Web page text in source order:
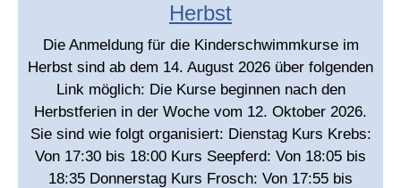
Herbst
Die Anmeldung für die Kinderschwimmkurse im
Herbst sind ab dem 14. August 2026 über folgenden
Link möglich: Die Kurse beginnen nach den
Herbstferien in der Woche vom 12. Oktober 2026.
Sie sind wie folgt organisiert: Dienstag Kurs Krebs:
Von 17:30 bis 18:00 Kurs Seepferd: Von 18:05 bis
18:35 Donnerstag Kurs Frosch: Von 17:55 bis